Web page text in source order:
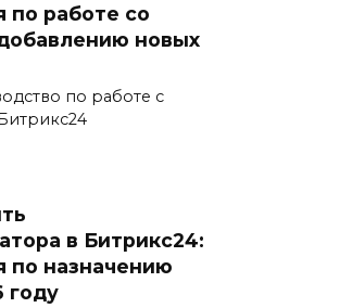
по работе со
новых
по работе с
в Битрикс24:
по назначению
году